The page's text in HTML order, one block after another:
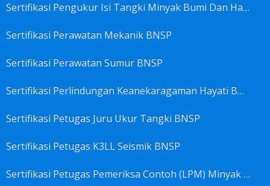
Sertifikasi Pengukur Isi Tangki Minyak Bumi Dan Hasil Olahan BNSP
Sertifikasi Perawatan Mekanik BNSP
Sertifikasi Perawatan Sumur BNSP
Sertifikasi Perlindungan Keanekaragaman Hayati BNSP
Sertifikasi Petugas Juru Ukur Tangki BNSP
Sertifikasi Petugas K3LL Seismik BNSP
Sertifikasi Petugas Pemeriksa Contoh (LPM) Minyak Mentah BNSP